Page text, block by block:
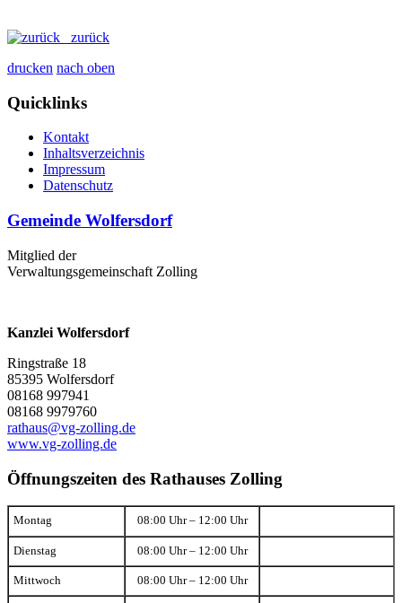
zurück
drucken nach oben
Quicklinks
Kontakt
Inhaltsverzeichnis
Impressum
Datenschutz
Gemeinde Wolfersdorf
Mitglied der
Verwaltungsgemeinschaft Zolling
Kanzlei Wolfersdorf
Ringstraße 18
85395 Wolfersdorf
08168 997941
08168 9979760
rathaus@vg-zolling.de
www.vg-zolling.de
Öffnungszeiten des Rathauses Zolling
Montag 08:00 Uhr – 12:00 Uhr
Dienstag 08:00 Uhr – 12:00 Uhr
Mittwoch 08:00 Uhr – 12:00 Uhr